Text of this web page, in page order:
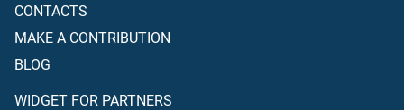
CONTACTS
MAKE A CONTRIBUTION
BLOG
WIDGET FOR PARTNERS